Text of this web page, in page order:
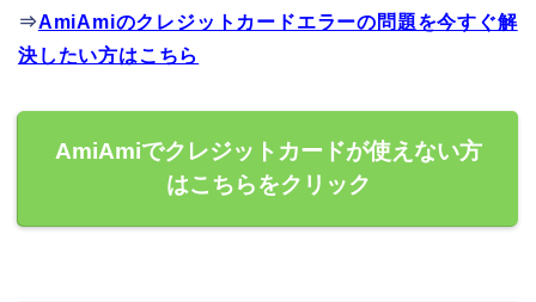
⇒AmiAmiのクレジットカードエラーの問題を今すぐ解
決したい方はこちら
AmiAmiでクレジットカードが使えない方
はこちらをクリック